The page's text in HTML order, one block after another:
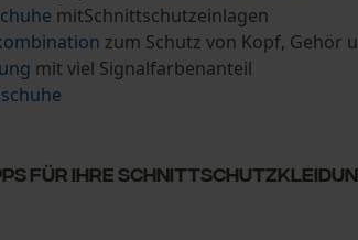
mitSchnittschutzeinlagen
zum Schutz von Kopf, Gehör
mit viel Signalfarbenanteil
für Ihre